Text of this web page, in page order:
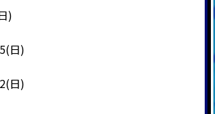
)
日)
日)